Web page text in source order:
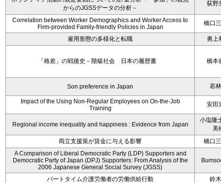
からのJGSSデータの分析－
荻野
Correlation between Worker Demographics and Worker Access to
Firm-provided Family-friendly Policies in Japan
橋口
雇用形態の多様化と転職 勇上
「格差」の戦後史－階級社会 日本の履歴書 橋本
Son preference in Japan 若
Impact of the Using Non-Regular Employees on On-the-Job
Training
安田
Regional income inequality and happiness : Evidence from Japan
小塩隆
美
両立支援策が賃金に与える影響
橋口
A Comparison of Liberal Democratic Party (LDP) Supporters and
Democratic Party of Japan (DPJ) Supporters: From Analysis of the
2006 Japanese General Social Survey (JGSS)
パートタイム介護労働者の労働供給行動 鈴